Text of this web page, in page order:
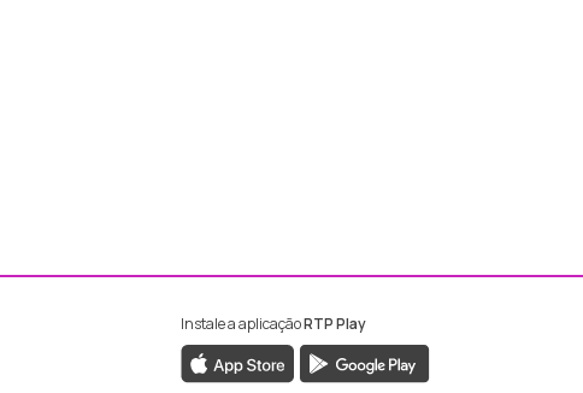
da RTP Madeira
Instagram da RTP Madeira
Instale a aplicaçãoRTP Play